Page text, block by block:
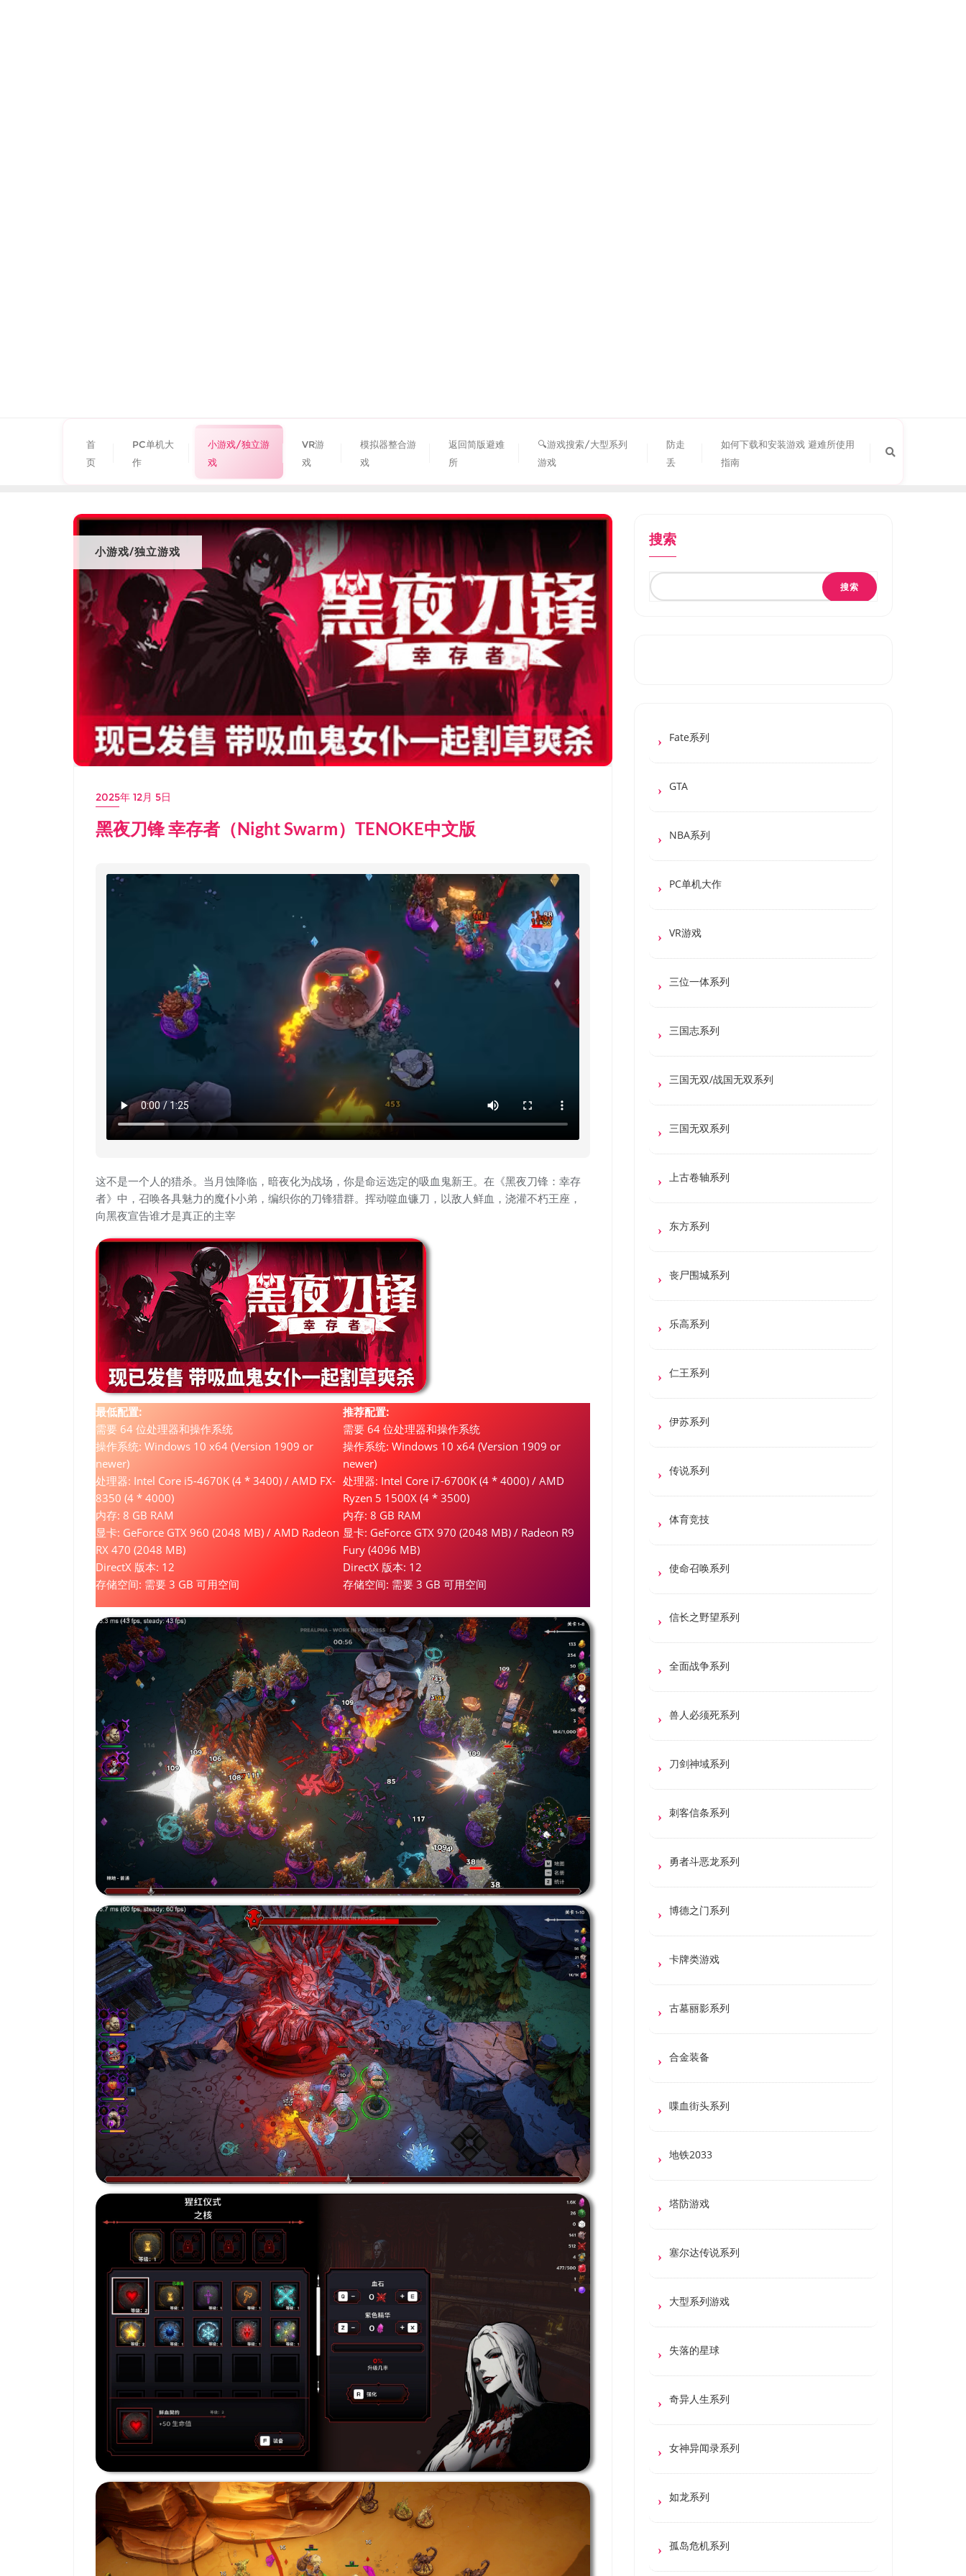
首
页
PC单机大
作
小游戏/独立游
戏
VR游
戏
模拟器整合游
戏
返回简版避难
所
🔍游戏搜索/大型系列
游戏
防走
丢
如何下载和安装游戏 避难所使用
指南
小游戏/独立游戏
2025年 12月 5日
黑夜刀锋 幸存者（Night Swarm）TENOKE中文版
这不是一个人的猎杀。当月蚀降临，暗夜化为战场，你是命运选定的吸血鬼新王。在《黑夜刀锋：幸存
者》中，召唤各具魅力的魔仆小弟，编织你的刀锋猎群。挥动噬血镰刀，以敌人鲜血，浇灌不朽王座，
向黑夜宣告谁才是真正的主宰
最低配置:
需要 64 位处理器和操作系统
操作系统: Windows 10 x64 (Version 1909 or
newer)
处理器: Intel Core i5-4670K (4 * 3400) / AMD FX-
8350 (4 * 4000)
内存: 8 GB RAM
显卡: GeForce GTX 960 (2048 MB) / AMD Radeon
RX 470 (2048 MB)
DirectX 版本: 12
存储空间: 需要 3 GB 可用空间
推荐配置:
需要 64 位处理器和操作系统
操作系统: Windows 10 x64 (Version 1909 or
newer)
处理器: Intel Core i7-6700K (4 * 4000) / AMD
Ryzen 5 1500X (4 * 3500)
内存: 8 GB RAM
显卡: GeForce GTX 970 (2048 MB) / Radeon R9
Fury (4096 MB)
DirectX 版本: 12
存储空间: 需要 3 GB 可用空间
搜索
搜索
Fate系列
GTA
NBA系列
PC单机大作
VR游戏
三位一体系列
三国志系列
三国无双/战国无双系列
三国无双系列
上古卷轴系列
东方系列
丧尸围城系列
乐高系列
仁王系列
伊苏系列
传说系列
体育竞技
使命召唤系列
信长之野望系列
全面战争系列
兽人必须死系列
刀剑神域系列
刺客信条系列
勇者斗恶龙系列
博德之门系列
卡牌类游戏
古墓丽影系列
合金装备
喋血街头系列
地铁2033
塔防游戏
塞尔达传说系列
大型系列游戏
失落的星球
奇异人生系列
女神异闻录系列
如龙系列
孤岛危机系列